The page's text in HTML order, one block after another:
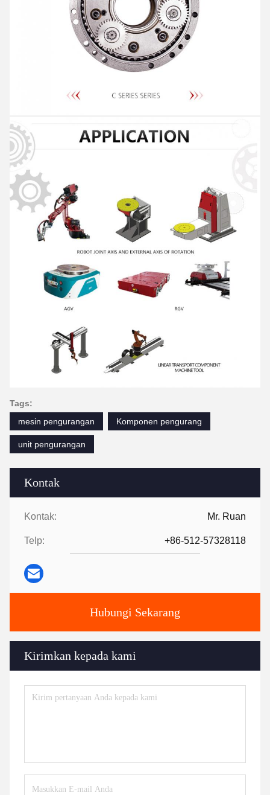
Kontak
Kontak: Mr. Ruan
Telp: +86-512-57328118
Hubungi Sekarang
Kirimkan kepada kami
Tags:
mesin pengurangan
Komponen pengurang
unit pengurangan